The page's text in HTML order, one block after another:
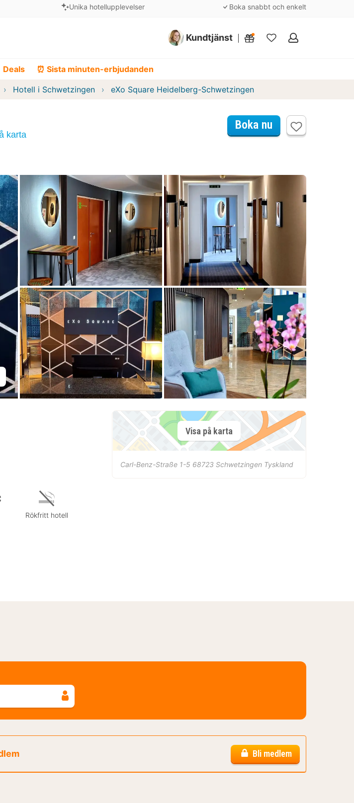
Unika hotellupplevelser Boka snabbt och enkelt
Kundtjänst
Mina
Deals ⏰ Sista minuten-erbjudanden
Hotell i Schwetzingen eXo Square Heidelberg-Schwetzingen
karta
Boka nu
Rökfritt hotell
Visa på karta
Carl-Benz-Straße 1-5 68723 Schwetzingen Tyskland
Bli medlem